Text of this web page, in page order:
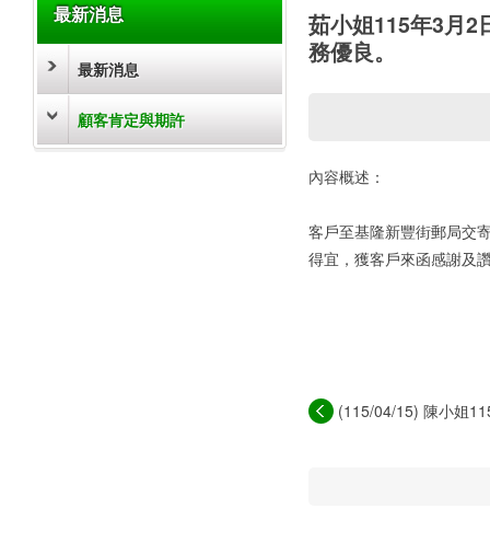
最新消息
最新消息
顧客肯定與期許
茹小姐115年3月2
務優良。
內容概述：
客戶至基隆新豐街郵局交
得宜，獲客戶來函感謝及
(115/04/15) 陳小姐